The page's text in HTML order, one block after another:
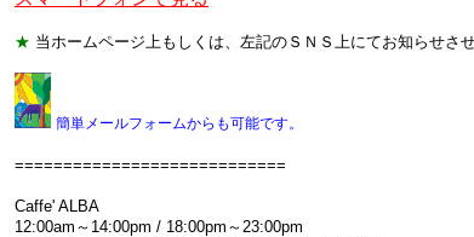
★ 当ホームページ上もしくは、左記のＳＮＳ上にてお知らせさせ
簡単メールフォームからも可能です。
============================
Caffe' ALBA
12:00am～14:00pm / 18:00pm～23:00pm